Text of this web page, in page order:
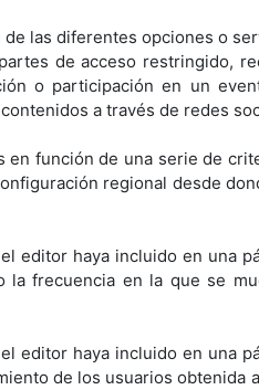
las diferentes opciones o
de acceso restringido,
o participación en un
a través de redes
en función de una serie de
regional desde
editor haya incluido en una
frecuencia en la que se
editor haya incluido en una
de los usuarios obtenida